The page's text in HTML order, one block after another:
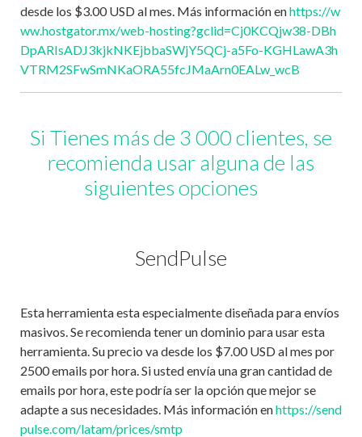
desde los $3.00 USD al mes. Más información enhttps://w
ww.hostgator.mx/web-hosting?gclid=Cj0KCQjw38-DBh
DpARIsADJ3kjkNKEjbbaSWjY5QCj-a5Fo-KGHLawA3h
VTRM2SFwSmNKaORA55fcJMaArn0EALw_wcB
Si Tienes más de 3 000 clientes, se
recomienda usar alguna de las
siguientes opciones
SendPulse
Esta herramienta esta especialmente diseñada para envíos
masivos. Se recomienda tener un dominio para usar esta
herramienta. Su precio va desde los $7.00 USD al mes por
2500 emails por hora. Si usted envía una gran cantidad de
emails por hora, este podría ser la opción que mejor se
adapte a sus necesidades. Más información enhttps://send
pulse.com/latam/prices/smtp